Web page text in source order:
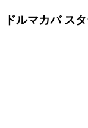
ドルマカバ ス